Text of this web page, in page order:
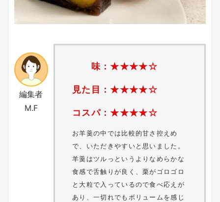
編集者
M.F
味：★★★★☆
見た目：★★★★☆
コスパ：★★★★☆
お羊羹の中では比較的甘さ控えめ
で、いただきやすいと思いました。
羊羹はツルっというよりなめらかな
食感で舌触りが良く、栗がゴロゴロ
と大粒で入っているので食べ応えが
あり、一切れでもボリュームを感じ